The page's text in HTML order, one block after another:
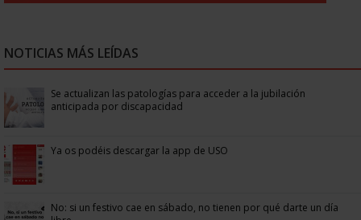
NOTICIAS MÁS LEÍDAS
Se actualizan las patologías para acceder a la jubilación
anticipada por discapacidad
Ya os podéis descargar la app de USO
No: si un festivo cae en sábado, no tienen por qué darte un día